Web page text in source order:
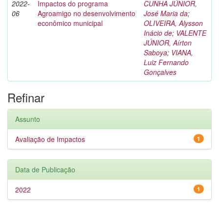
2022-
06
Impactos do programa
Agroamigo no desenvolvimento
econômico municipal
CUNHA JÚNIOR,
José Maria da;
OLIVEIRA, Alysson
Inácio de; VALENTE
JÚNIOR, Aírton
Saboya; VIANA,
Luiz Fernando
Gonçalves
Refinar
Assunto
1
Avaliação de Impactos
Data de Publicação
1
2022